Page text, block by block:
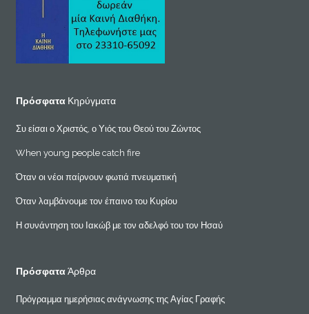
Πρόσφατα Κηρύγματα
Συ είσαι ο Χριστός, ο Υιός του Θεού του Ζώντος
When young people catch fire
Όταν οι νέοι παίρνουν φωτιά πνευματική
Όταν λαμβάνουμε τον έπαινο του Κυρίου
Η συνάντηση του Ιακώβ με τον αδελφό του τον Ησαύ
ΠρόσφαταΆρθρα
Πρόγραμμα ημερήσιας ανάγνωσης της Αγίας Γραφής